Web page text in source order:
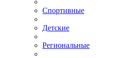
Спортивные
Детские
Региональные